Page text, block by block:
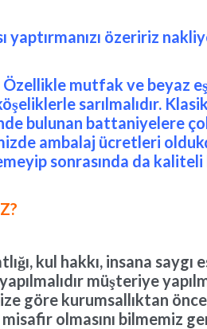
yaptırmanızı özeririz
mutfak ve beyaz
sarılmalıdır.
bulunan battaniyelere
ambalaj ücretleri
sonrasında da
kul hakkı, insana saygı
müşteriye
göre kurumsallıktan
olmasını bilmemiz